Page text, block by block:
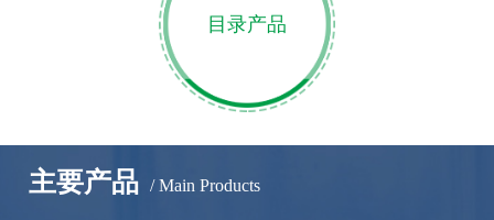
目录产品
主要产品 / Main Products